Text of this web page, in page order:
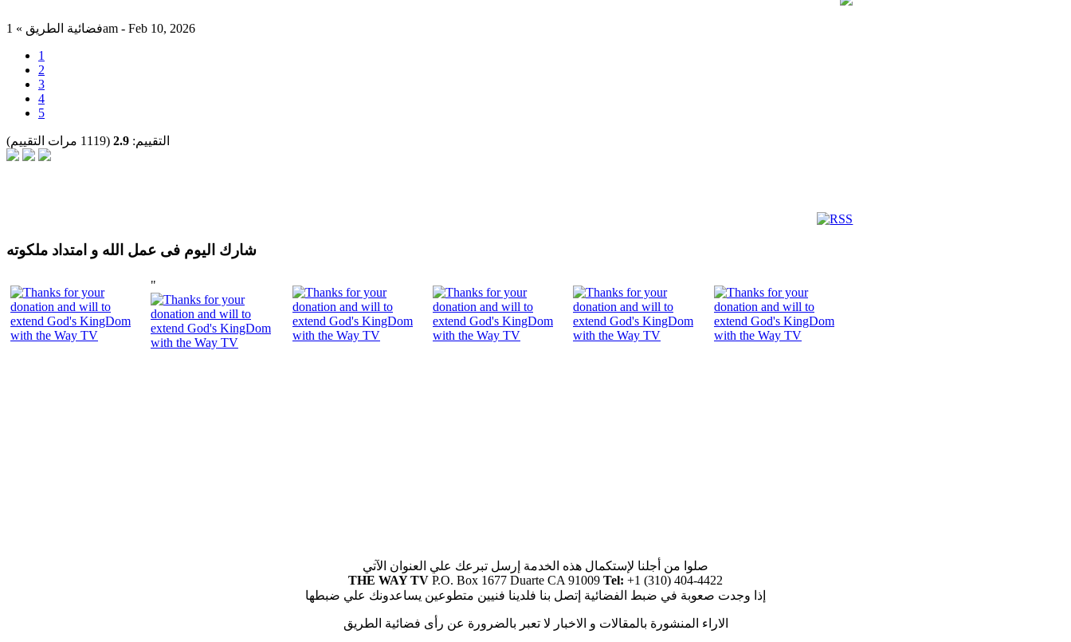
فضائية الطريق » 1am - Feb 10, 2026
1
2
3
4
5
التقييم: 2.9 (1119 مرات التقييم)
شارك اليوم فى عمل الله و امتداد ملكوته
"
صلوا من أجلنا لإستكمال هذه الخدمة إرسل تبرعك علي العنوان الآتي
THE WAY TV P.O. Box 1677 Duarte CA 91009 Tel: +1 (310) 404-4422
إذا وجدت صعوبة في ضبط الفضائية إتصل بنا فلدينا فنيين متطوعين يساعدونك علي ضبطها
الاراء المنشورة بالمقالات و الاخبار لا تعبر بالضرورة عن رأى فضائية الطريق